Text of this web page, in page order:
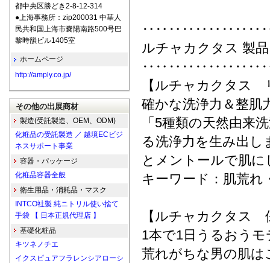
ルチャカクタス 製
【ルチャカクタス
確かな洗浄力＆整肌
「5種類の天然由来
る洗浄力を生み出し
とメントールで肌
キーワード：肌荒れ
【ルチャカクタス
1本で1日うるおうモ
荒れがちな男の肌は
都中央区勝どき2-8-12-314
●上海事務所：zip200031 中華人
民共和国上海市嚢陽南路500号巴
黎時韻ビル1405室
ホームページ
http://amply.co.jp/
その他の出展商材
製造(受託製造、OEM、ODM)
化粧品の受託製造 ／ 越境ECビジ
ネスサポート事業
容器・パッケージ
化粧品容器全般
衛生用品・消耗品・マスク
INTCO社製 純ニトリル使い捨て
手袋 【 日本正規代理店 】
基礎化粧品
キツネノチエ
イクスピュアフラレンシアローシ